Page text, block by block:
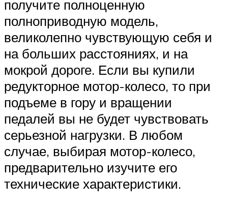
получите полноценную
полноприводную модель,
великолепно чувствующую себя и
на больших расстояниях, и на
мокрой дороге. Если вы купили
редукторное мотор-колесо, то при
подъеме в гору и вращении
педалей вы не будет чувствовать
серьезной нагрузки. В любом
случае, выбирая мотор-колесо,
предварительно изучите его
технические характеристики.